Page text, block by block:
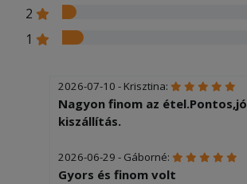
2
1
2026-07-10 - Krisztina:
Nagyon finom az étel.Pontos,jó
kiszállítás.
2026-06-29 - Gáborné:
Gyors és finom volt